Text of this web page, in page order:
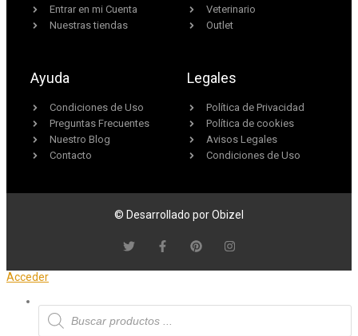
Entrar en mi Cuenta
Nuestras tiendas
Veterinario
Outlet
Ayuda
Condiciones de Uso
Preguntas Frecuentes
Nuestro Blog
Contacto
Legales
Política de Privacidad
Política de cookies
Avisos Legales
Condiciones de Uso
© Desarrollado por Obizel
Acceder